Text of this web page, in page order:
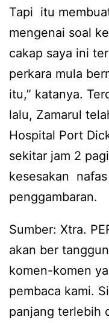
Tapi itu
mengenai soal
cakap saya ini
perkara mula
itu,” katanya.
lalu, Zamarul
Hospital Port
sekitar jam 2
kesesakan
penggambaran.
Sumber: Xtra.
akan ber
komen-komen
pembaca kami.
panjang terlebih